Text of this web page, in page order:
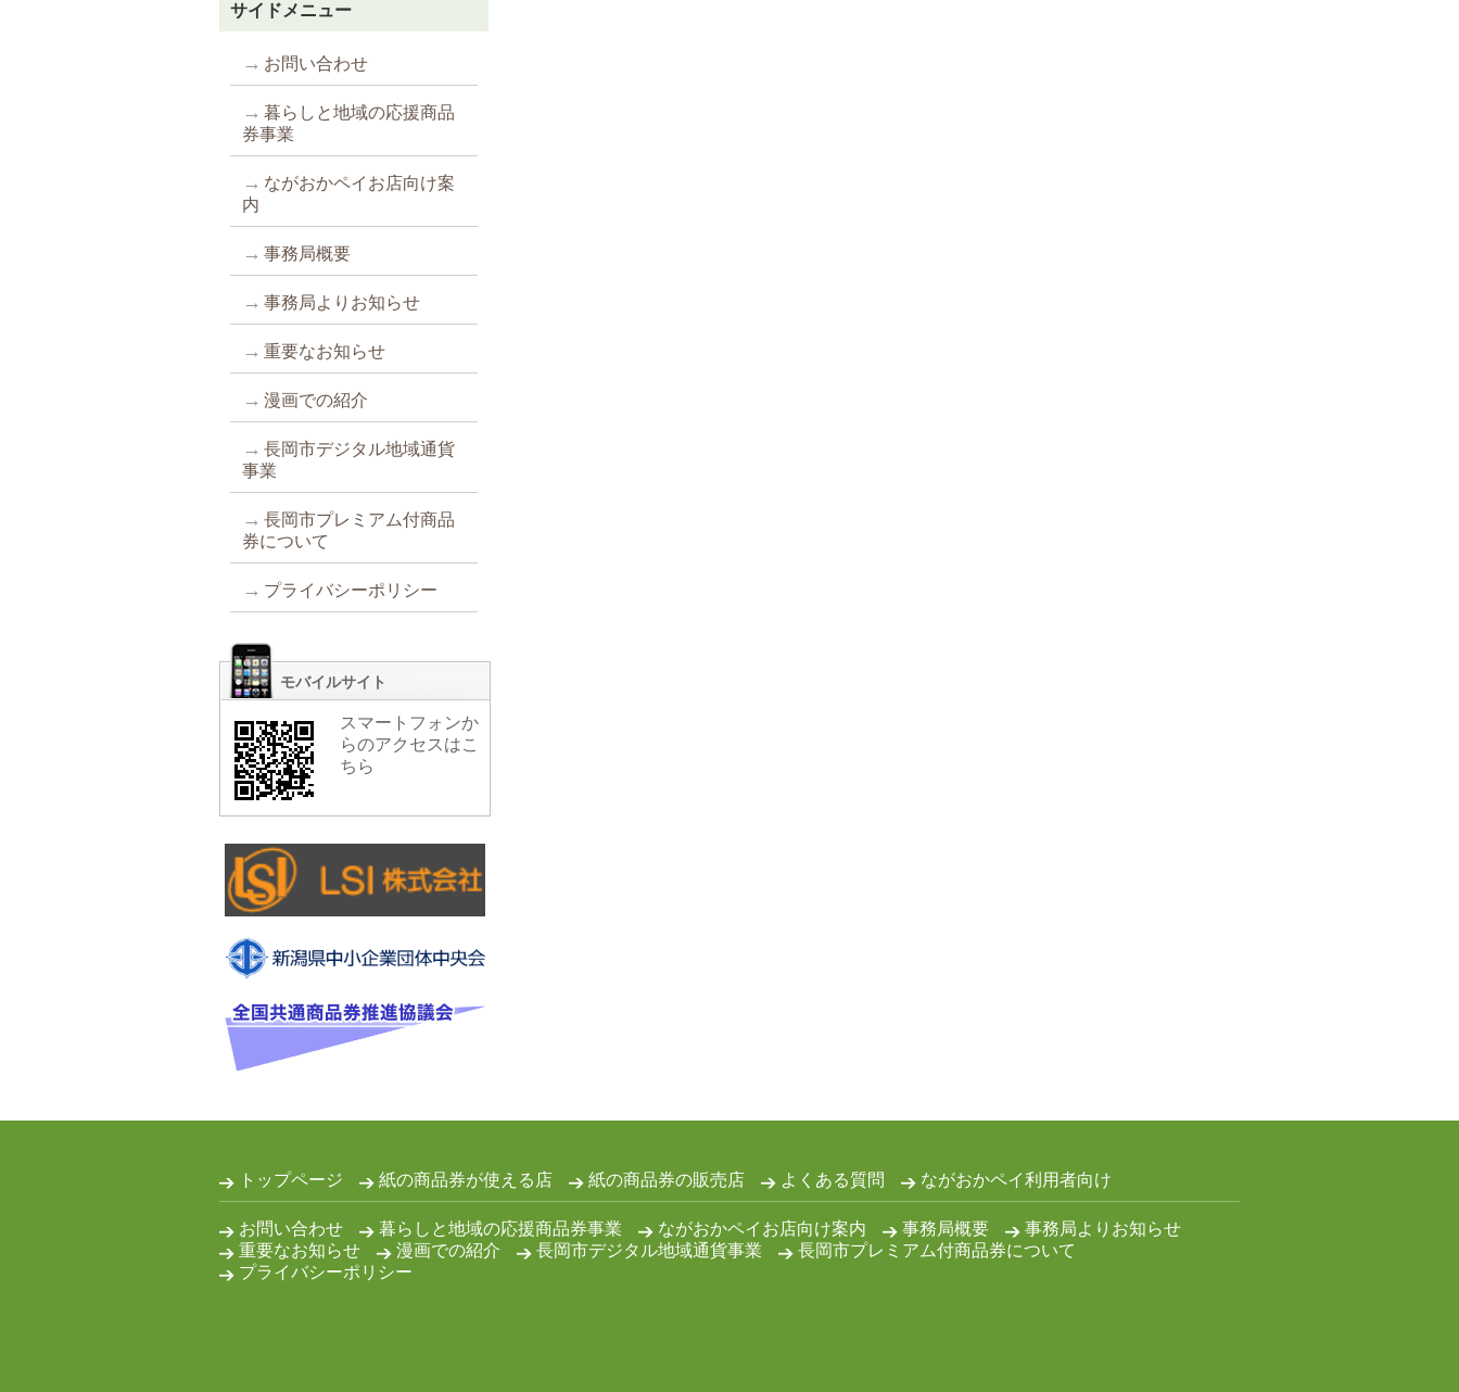
サイドメニュー
お問い合わせ
暮らしと地域の応援商品
券事業
ながおかペイお店向け案
内
事務局概要
事務局よりお知らせ
重要なお知らせ
漫画での紹介
長岡市デジタル地域通貨
事業
長岡市プレミアム付商品
券について
プライバシーポリシー
モバイルサイト
スマートフォンか
らのアクセスはこ
ちら
トップページ 紙の商品券が使える店 紙の商品券の販売店 よくある質問 ながおかペイ利用者向け
お問い合わせ 暮らしと地域の応援商品券事業 ながおかペイお店向け案内 事務局概要
事務局よりお知らせ
重要なお知らせ
漫画での紹介 長岡市デジタル地域通貨事業
長岡市プレミアム付商品券について
プライバシーポリシー